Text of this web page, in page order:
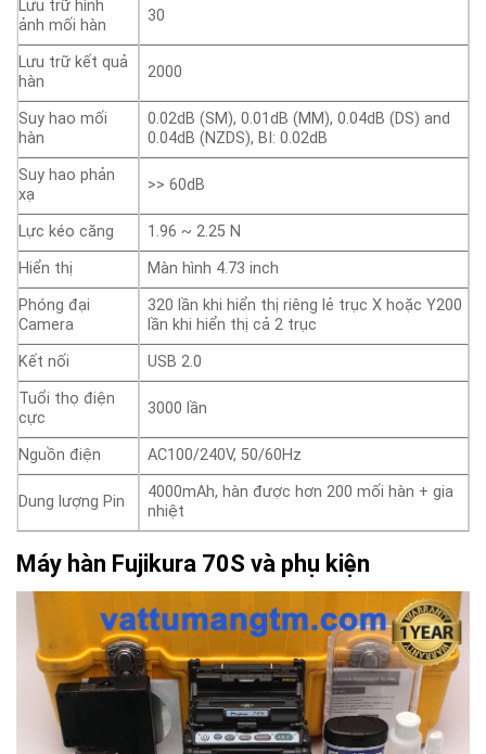
Lưu trữ hình
ảnh mối hàn
30
Lưu trữ kết quả
hàn
2000
Suy hao mối
hàn
0.02dB (SM), 0.01dB (MM), 0.04dB (DS) and
0.04dB (NZDS), BI: 0.02dB
Suy hao phản
xạ
>> 60dB
Lực kéo căng
1.96 ~ 2.25 N
Hiển thị
Màn hình 4.73 inch
Phóng đại
Camera
320 lần khi hiển thị riêng lẻ trục X hoặc Y200
lần khi hiển thị cả 2 trục
Kết nối
USB 2.0
Tuổi thọ điện
cực
3000 lần
Nguồn điện AC100/240V, 50/60Hz
Dung lượng Pin
4000mAh, hàn được hơn 200 mối hàn + gia
nhiệt
Máy hàn Fujikura 70S và phụ kiện